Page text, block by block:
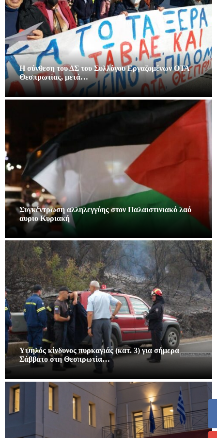
Η σύνθεση του ΔΣ του Συλλόγου Εργαζομένων ΟΤΑ
Θεσπρωτίας, μετά…
Συγκέντρωση αλληλεγγύης στον Παλαιστινιακό λαό
αυριο Κυριακή
Υψηλός κίνδυνος πυρκαγιάς (κατ. 3) για σήμερα
Σάββατο στη Θεσπρωτία…